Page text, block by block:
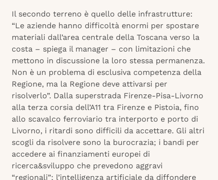
Il secondo terreno è quello delle infrastrutture:
“Le aziende hanno difficoltà enormi per spostare
materiali dall’area centrale della Toscana verso la
costa – spiega il manager – con limitazioni che
mettono in discussione la loro stessa permanenza.
Non è un problema di esclusiva competenza della
Regione, ma la Regione deve attivarsi per
risolverlo”. Dalla superstrada Firenze-Pisa-Livorno
alla terza corsia dell’A11 tra Firenze e Pistoia, fino
allo scavalco ferroviario tra interporto e porto di
Livorno, i ritardi sono difficili da accettare. Gli altri
scogli da risolvere sono la burocrazia; i bandi per
accedere ai finanziamenti europei di
ricerca&sviluppo che prevedono aggravi
“regionali”; l’intelligenza artificiale da diffondere